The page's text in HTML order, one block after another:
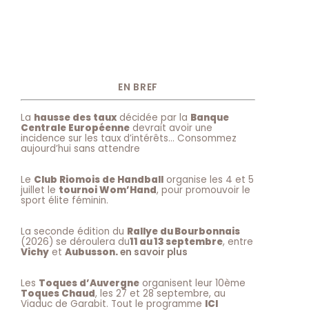
EN BREF
La hausse des taux décidée par la Banque
Centrale Européenne devrait avoir une
incidence sur les taux d’intérêts… Consommez
aujourd’hui sans attendre
Le Club Riomois de Handball organise les 4 et 5
juillet le tournoi Wom’Hand, pour promouvoir le
sport élite féminin.
La seconde édition du Rallye du Bourbonnais
(2026) se déroulera du11 au 13 septembre, entre
Vichy et Aubusson.en savoir plus
Les Toques d’Auvergne organisent leur 10ème
Toques Chaud, les 27 et 28 septembre, au
Viaduc de Garabit. Tout le programme ICI